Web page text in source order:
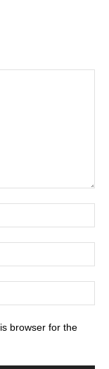
browser for the